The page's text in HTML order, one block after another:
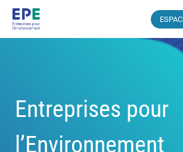
Entreprises pour
l’Environnement